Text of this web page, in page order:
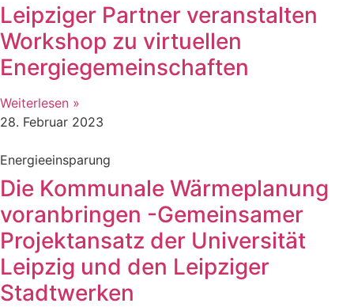
Leipziger Partner veranstalten
Workshop zu virtuellen
Energiegemeinschaften
Weiterlesen »
28. Februar 2023
Energieeinsparung
Die Kommunale Wärmeplanung
voranbringen -Gemeinsamer
Projektansatz der Universität
Leipzig und den Leipziger
Stadtwerken